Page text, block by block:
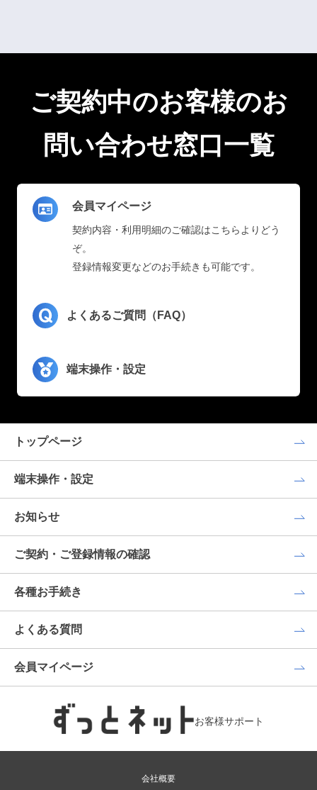
ご契約中のお客様のお
問い合わせ窓口一覧
会員マイページ
契約内容・利用明細のご確認はこちらよりどう
ぞ。
登録情報変更などのお手続きも可能です。
よくあるご質問（FAQ）
端末操作・設定
トップページ
端末操作・設定
お知らせ
ご契約・ご登録情報の確認
各種お手続き
よくある質問
会員マイページ
お客様サポート
会社概要